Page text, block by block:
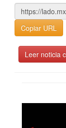
Copiar URL
Leer noticia